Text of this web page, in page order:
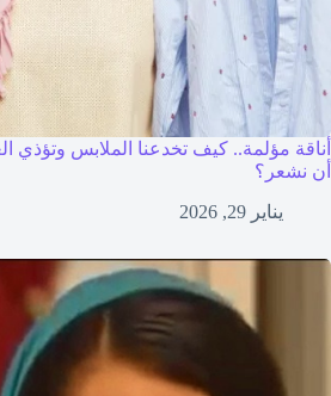
أناقة مؤلمة.. كيف تخدعنا الملابس وتؤذي
أن نشعر؟
يناير 29, 2026